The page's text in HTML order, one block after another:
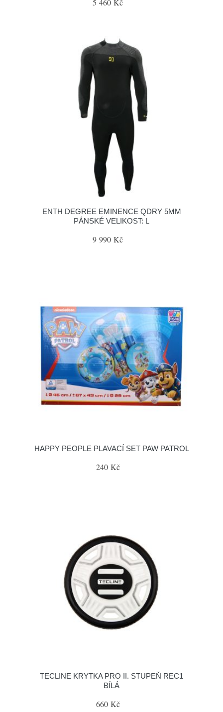
5 460 Kč
ENTH DEGREE EMINENCE QDRY 5MM
PÁNSKÉ VELIKOST: L
9 990 Kč
HAPPY PEOPLE PLAVACÍ SET PAW PATROL
240 Kč
TECLINE KRYTKA PRO II. STUPEŇ REC1
BÍLÁ
660 Kč